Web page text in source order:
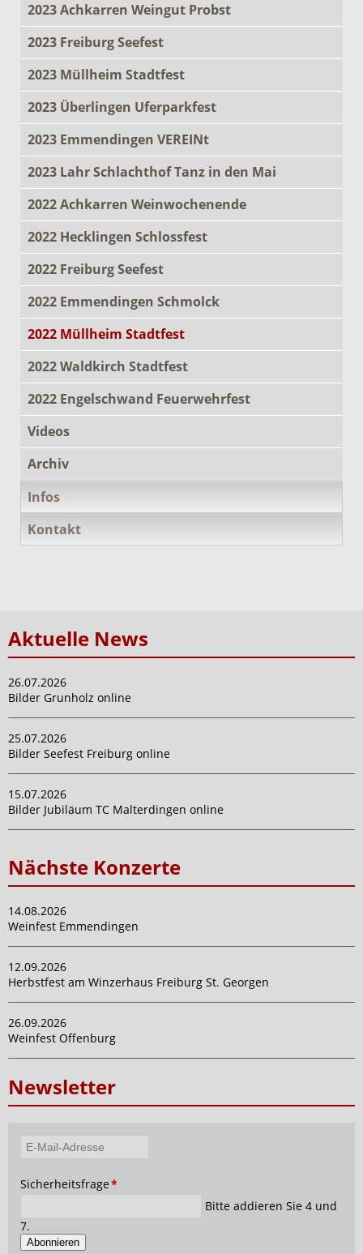
2023 Achkarren Weingut Probst
2023 Freiburg Seefest
2023 Müllheim Stadtfest
2023 Überlingen Uferparkfest
2023 Emmendingen VEREINt
2023 Lahr Schlachthof Tanz in den Mai
2022 Achkarren Weinwochenende
2022 Hecklingen Schlossfest
2022 Freiburg Seefest
2022 Emmendingen Schmolck
2022 Müllheim Stadtfest
2022 Waldkirch Stadtfest
2022 Engelschwand Feuerwehrfest
Videos
Archiv
Infos
Kontakt
Aktuelle News
26.07.2026
Bilder Grunholz online
25.07.2026
Bilder Seefest Freiburg online
15.07.2026
Bilder Jubiläum TC Malterdingen online
Nächste Konzerte
14.08.2026
Weinfest Emmendingen
12.09.2026
Herbstfest am Winzerhaus Freiburg St. Georgen
26.09.2026
Weinfest Offenburg
Newsletter
Adresse
Pflichtfeld
Sicherheitsfrage*
Bitte addieren Sie 4 und
7.
Abonnieren